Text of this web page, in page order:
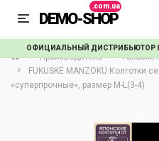
DEMO-SHOP
ОФИЦИАЛЬНЫЙ ДИСТРИБЬЮТОР
Производитель
Fukuske
FUKUSKE MANZOKU Колготки
«суперпрочные», размер M-L(3-4)